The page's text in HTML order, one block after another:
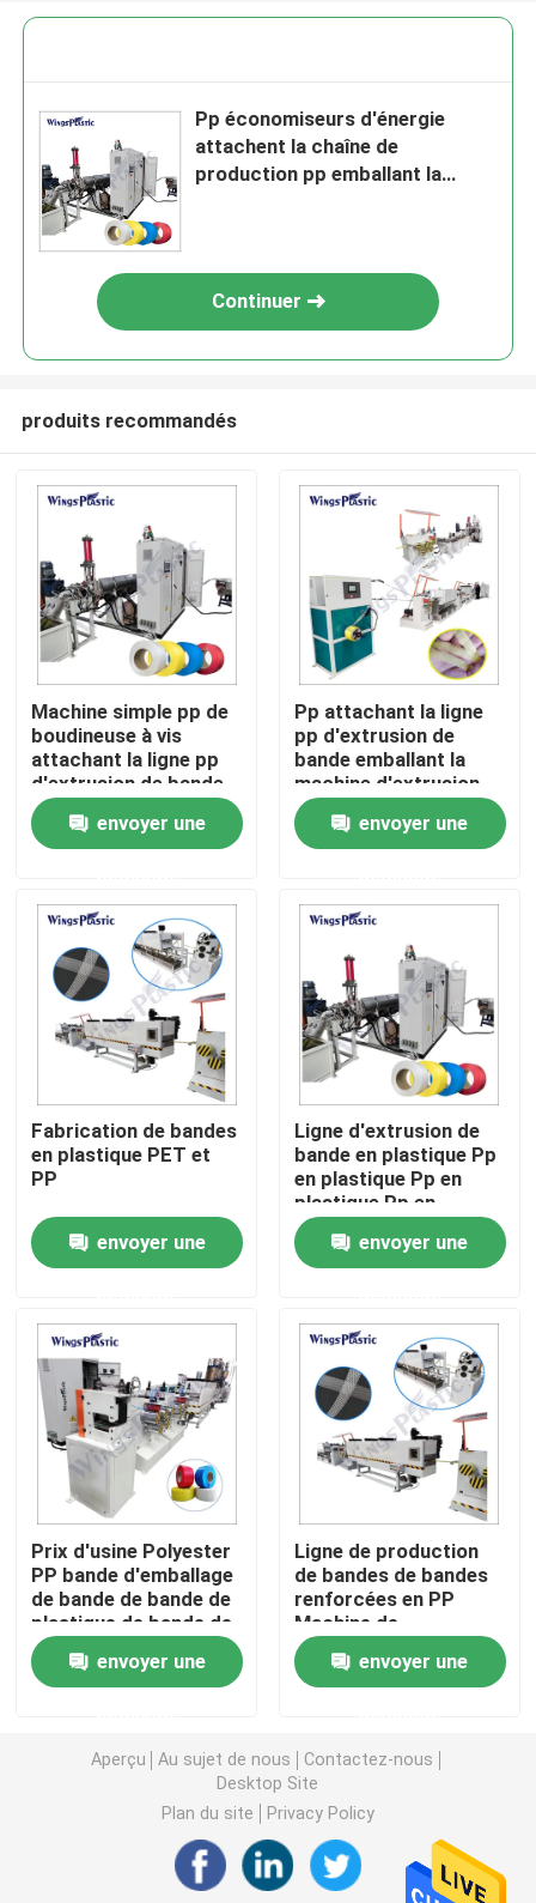
Produits
Au sujet de nous
Visite d'usine
Contrôle de qualité
Contactez-nous
Machine en plastique d'extrudeuse de tuyau
Ligne en plastique d'extrusion de tuyau
Machine d'extrudeuse de tuyau de HDPE
Machine d'extrudeuse de tuyau de PVC
Chaîne de production de tuyau de PPR
Machine d'extrudeuse de tuyau de PE
Machine ondulée d'extrudeuse de tuyau
Pp attachent la chaîne de production
Machine en plastique d'extrudeuse de feuille
Pp économiseurs d'énergie
attachent la chaîne de
production pp emballant la
Continuer
produits recommandés
Machine simple pp de
boudineuse à vis
attachant la ligne pp
d'extrusion de bande
emballant la bande
faisant la machine
envoyer une
Pp attachant la ligne
pp d'extrusion de
bande emballant la
machine d'extrusion
de ceinture
envoyer une
Fabrication de bandes
en plastique PET et
PP
envoyer une
Ligne d'extrusion de
bande en plastique Pp
en plastique Pp en
plastique Pp en
plastique
envoyer une
Prix d'usine Polyester
PP bande d'emballage
de bande de bande de
plastique de bande de
rouleau de fabrication
envoyer une
Ligne de production
de bandes de bandes
renforcées en PP
Machine de
fabrication de bandes
envoyer une
Aperçu Au sujet de nous
Contactez-nous
Desktop Site
Plan du site
Privacy Policy